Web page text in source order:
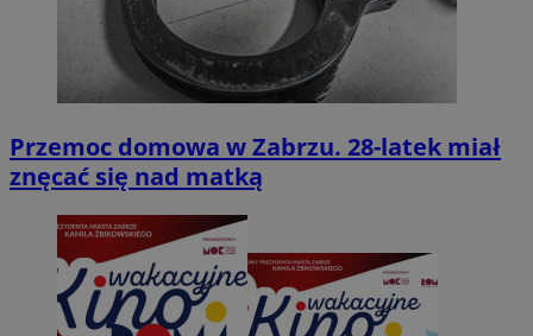
Przemoc domowa w Zabrzu. 28-latek miał
znęcać się nad matką